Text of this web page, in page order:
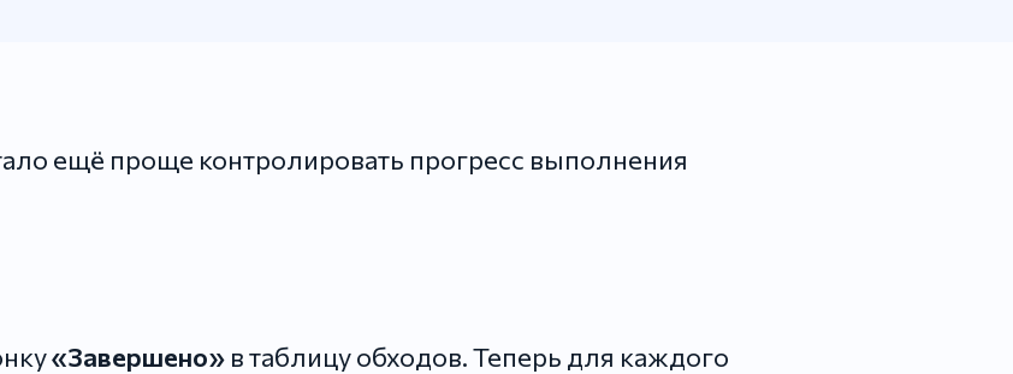
ещё проще контролировать прогресс выполнения
«Завершено» в таблицу обходов. Теперь для каждого